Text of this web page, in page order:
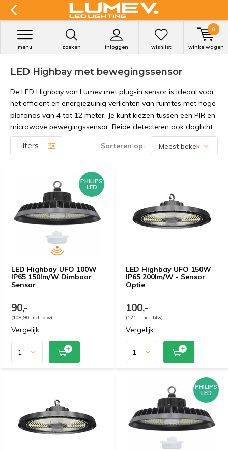
zoeken inloggen
menu wishlist winkelwagen
0
LED Highbay met bewegingssensor
De LED Highbay van Lumev met plug-in sensor is ideaal voor
het efficiënt en energiezuinig verlichten van ruimtes met hoge
plafonds van 4 tot 12 meter. Je kunt kiezen tussen een PIR en
microwave bewegingssensor. Beide detecteren ook daglicht.
Filters Sorteren op:
LED Highbay UFO 100W
IP65 150lm/W Dimbaar
Sensor
PHILIPS
LED
90,-
(108,90 Incl. btw)
Vergelijk
LED Highbay UFO 150W
IP65 200lm/W - Sensor
Optie
100,-
(121,- Incl. btw)
Vergelijk
PHILIPS
LED